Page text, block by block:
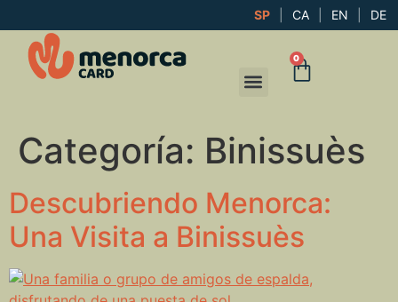
SP CA EN DE
0
Categoría: Binissuès
Descubriendo Menorca:
Una Visita a Binissuès